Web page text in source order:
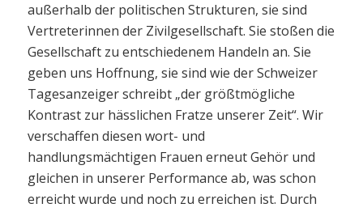
außerhalb der politischen Strukturen, sie sind
Vertreterinnen der Zivilgesellschaft. Sie stoßen die
Gesellschaft zu entschiedenem Handeln an. Sie
geben uns Hoffnung, sie sind wie der Schweizer
Tagesanzeiger schreibt „der größtmögliche
Kontrast zur hässlichen Fratze unserer Zeit“. Wir
verschaffen diesen wort- und
handlungsmächtigen Frauen erneut Gehör und
gleichen in unserer Performance ab, was schon
erreicht wurde und noch zu erreichen ist. Durch